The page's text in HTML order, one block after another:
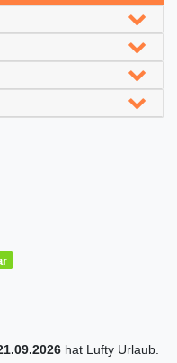
hat Lufty Urlaub.